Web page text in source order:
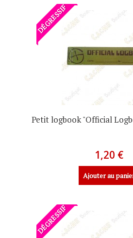
DÉGRESSIF
Petit logbook "Official
1,20 €
Ajouter au
DÉGRESSIF